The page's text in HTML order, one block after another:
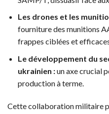
Les drones et les
fourniture des munitions
frappes ciblées et
Le développement du
ukrainien :un axe crucial
production à terme.
Cette collaboration militaire